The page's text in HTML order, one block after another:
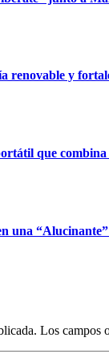
renovable y
que combina
una
Los campos